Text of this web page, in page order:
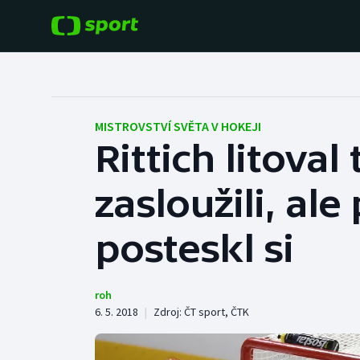
Hokej
Tenis
Cyklistika
Baseball a softbal
Basketbal
Biatlon
MISTROVSTVÍ SVĚTA V HOKEJI
Rittich litoval
zasloužili, ale
posteskl si
roh
6. 5. 2018 | Zdroj: ČT sport, ČTK